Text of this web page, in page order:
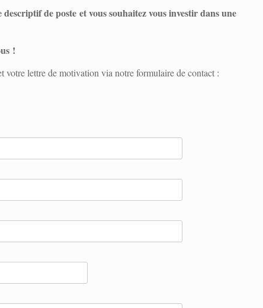
descriptif de poste et vous souhaitez vous investir dans une
!
votre lettre de motivation via notre formulaire de contact :